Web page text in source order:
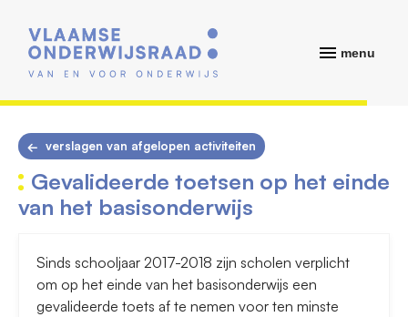
menu
verslagen van afgelopen activiteiten
Gevalideerde toetsen op het einde
van het basisonderwijs
Sinds schooljaar 2017-2018 zijn scholen verplicht
om op het einde van het basisonderwijs een
gevalideerde toets af te nemen voor ten minste